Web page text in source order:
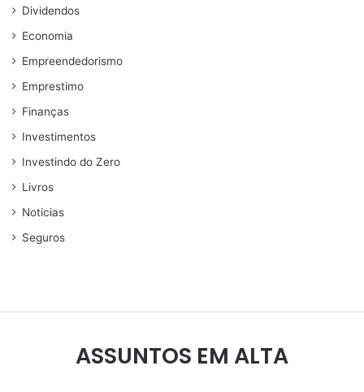
Dividendos
Economia
Empreendedorismo
Emprestimo
Finanças
Investimentos
Investindo do Zero
Livros
Noticias
Seguros
ASSUNTOS EM ALTA